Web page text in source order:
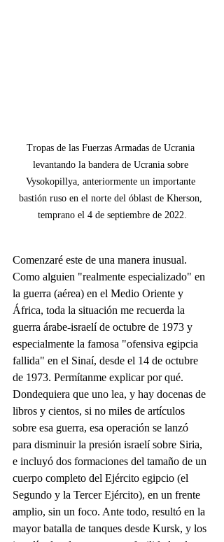
Tropas de las Fuerzas Armadas de Ucrania
levantando la bandera de Ucrania sobre
Vysokopillya, anteriormente un importante
bastión ruso en el norte del óblast de Kherson,
temprano el 4 de septiembre de 2022.
Comenzaré este de una manera inusual.
Como alguien "realmente especializado" en
la guerra (aérea) en el Medio Oriente y
África, toda la situación me recuerda la
guerra árabe-israelí de octubre de 1973 y
especialmente la famosa "ofensiva egipcia
fallida" en el Sinaí, desde el 14 de octubre
de 1973. Permítanme explicar por qué.
Dondequiera que uno lea, y hay docenas de
libros y cientos, si no miles de artículos
sobre esa guerra, esa operación se lanzó
para disminuir la presión israelí sobre Siria,
e incluyó dos formaciones del tamaño de un
cuerpo completo del Ejército egipcio (el
Segundo y la Tercer Ejército), en un frente
amplio, sin un foco. Ante todo, resultó en la
mayor batalla de tanques desde Kursk, y los